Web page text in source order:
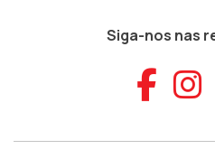
Siga-nos nas